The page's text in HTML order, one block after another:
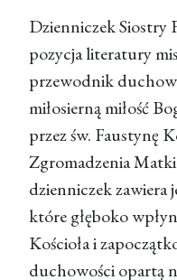
Dzienniczek Siostry
pozycja literatury
przewodnik
miłosierną miłość
przez św. Faustynę
Zgromadzenia
dzienniczek zawiera
które głęboko
Kościoła i
duchowości opartą